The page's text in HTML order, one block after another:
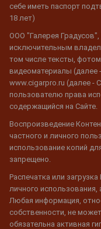
себе иметь паспорт
18 лет)
ООО "Галерея
исключительным
том числе тексты,
видеоматериалы (далее
www.cigarpro.ru (далее -
пользователю права
содержащийся на Сайте.
Воспроизведение
частного и личного
использование копий
запрещено.
Распечатка или
личного использования,
Любая информация,
собственности, не
обязательна активная